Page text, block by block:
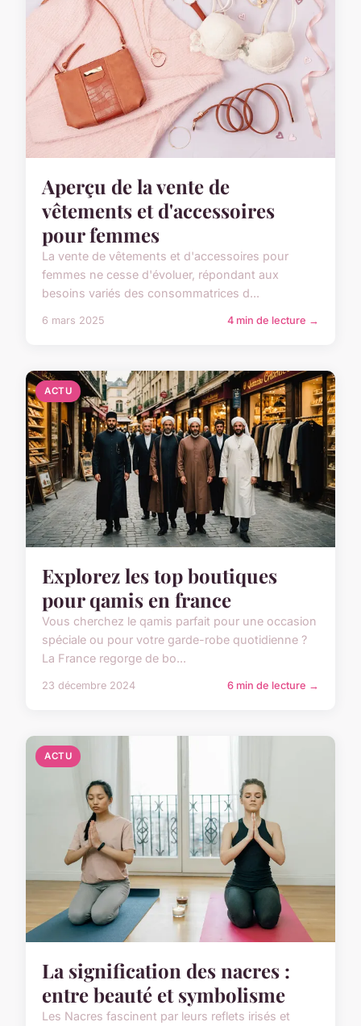
Aperçu de la vente de
vêtements et d'accessoires
pour femmes
La vente de vêtements et d'accessoires pour
femmes ne cesse d'évoluer, répondant aux
besoins variés des consommatrices d...
6 mars 2025 4 min de lecture →
ACTU
Explorez les top boutiques
pour qamis en france
Vous cherchez le qamis parfait pour une occasion
spéciale ou pour votre garde-robe quotidienne ?
La France regorge de bo...
23 décembre 2024 6 min de lecture →
ACTU
La signification des nacres :
entre beauté et symbolisme
Les Nacres fascinent par leurs reflets irisés et